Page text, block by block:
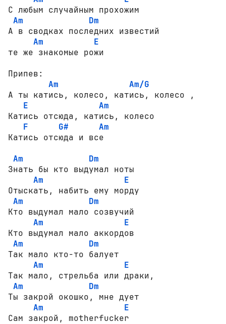
С любым случайным прохожим
Am
Dm
А в сводках последних известий
Am
E
те же знакомые рожи
Припев:
Am
Am/G
А ты катись, колесо, катись, колесо ,
E
Am
Катись отсюда, катись, колесо
F
G#
Am
Катись отсюда и все
Am
Dm
Знать бы кто выдумал ноты
Am
E
Отыскать, набить ему морду
Am
Dm
Кто выдумал мало созвучий
Am
E
Кто выдумал мало аккордов
Am
Dm
Так мало кто-то балует
Am
E
Так мало, стрельба или драки,
Am
Dm
Ты закрой окошко, мне дует
Am
E
Сам закрой, motherfucker